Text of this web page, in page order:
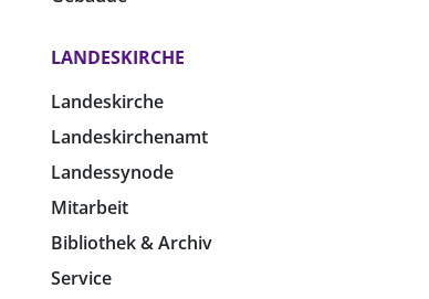
LANDESKIRCHE
Landeskirche
Landeskirchenamt
Landessynode
Mitarbeit
Bibliothek & Archiv
Service